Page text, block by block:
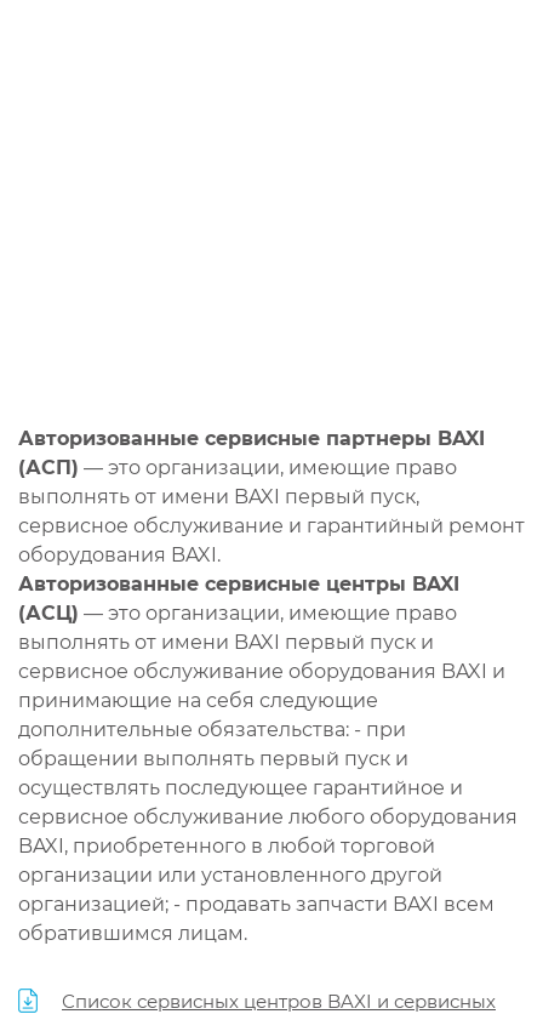
Авторизованные сервисные партнеры BAXI
(АСП) — это организации, имеющие право
выполнять от имени BAXI первый пуск,
сервисное обслуживание и гарантийный ремонт
оборудования BAXI.
Авторизованные сервисные центры BAXI
(АСЦ) — это организации, имеющие право
выполнять от имени BAXI первый пуск и
сервисное обслуживание оборудования BAXI и
принимающие на себя следующие
дополнительные обязательства: - при
обращении выполнять первый пуск и
осуществлять последующее гарантийное и
сервисное обслуживание любого оборудования
BAXI, приобретенного в любой торговой
организации или установленного другой
организацией; - продавать запчасти BAXI всем
обратившимся лицам.
Список сервисных центров BAXI и сервисных